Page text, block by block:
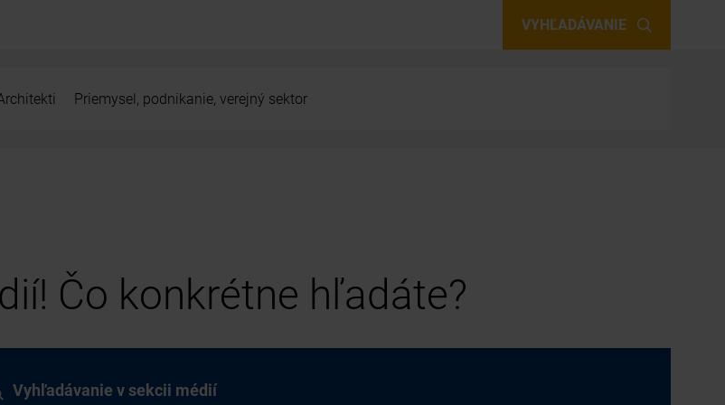
VYHĽADÁVANIE
Priemysel, podnikanie, verejný sektor
Čo konkrétne hľadáte?
Vyhľadávanie v sekcii médií